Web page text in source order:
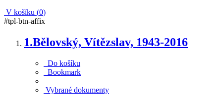
V košíku (0)
#tpl-btn-affix
1.Bělovský, Vítězslav, 1943-2016
Do košíku
Bookmark
Vybrané dokumenty